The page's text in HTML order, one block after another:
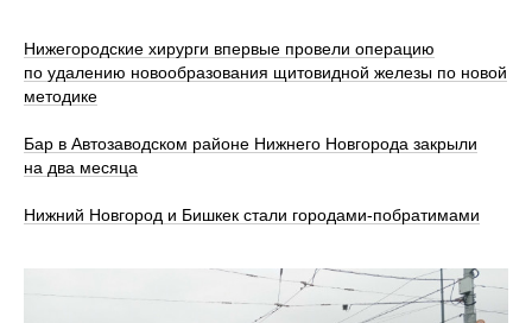
Нижегородские хирурги впервые провели операцию
по удалению новообразования щитовидной железы по новой
методике
Бар в Автозаводском районе Нижнего Новгорода закрыли
на два месяца
Нижний Новгород и Бишкек стали городами-побратимами